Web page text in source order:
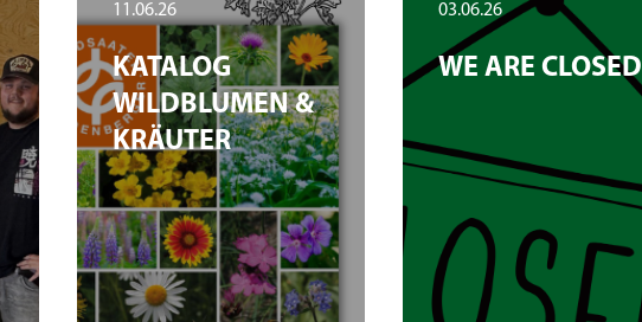
11.06.26
KATALOG
WILDBLUMEN &
KRÄUTER
03.06.26
WE ARE CLOSED